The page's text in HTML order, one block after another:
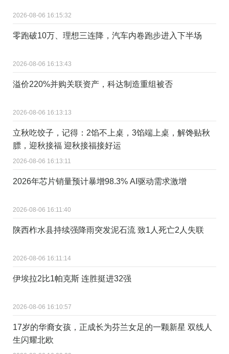
2026-08-06 16:15:32
零跑破10万、理想三连降，汽车内卷跑步进入下半场
2026-08-06 16:13:43
溢价220%并购关联资产，科达制造重组被否
2026-08-06 16:13:13
立秋吃饺子，记得：2馅不上桌，3馅端上桌，解馋贴秋
膘，迎秋接福 迎秋接福接好运
2026-08-06 16:13:11
2026年芯片销量预计暴增98.3% AI驱动需求激增
2026-08-06 16:11:40
陕西柞水县持续强降雨突发泥石流 致1人死亡2人失联
2026-08-06 16:11:14
伊埃拉2比1帕克斯 连胜挺进32强
2026-08-06 16:10:57
17岁的华裔女孩，正成长为芬兰女足的一颗新星 双线人
生闪耀北欧